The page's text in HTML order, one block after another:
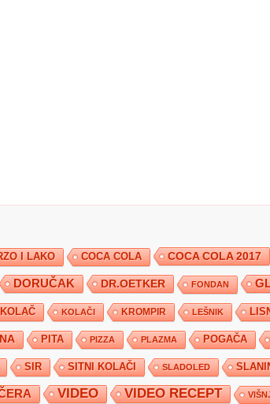
I LAKO COCA COLA COCA COLA 2017
DORUČAK DR.OETKER FONDAN
KOLAČ KOLAČI KROMPIR LEŠNIK
PITA PIZZA PLAZMA POGAČA
SIR SITNI KOLAČI SLADOLED
VIDEO VIDEO RECEPT